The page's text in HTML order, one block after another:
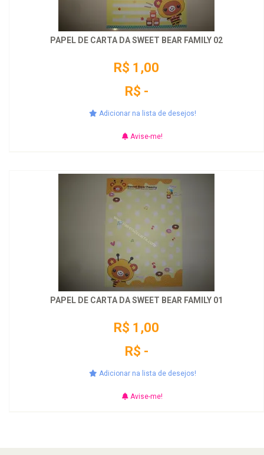
PAPEL DE CARTA DA SWEET BEAR FAMILY 02
R$ 1,00
R$ -
Adicionar na lista de desejos!
Avise-me!
PAPEL DE CARTA DA SWEET BEAR FAMILY 01
R$ 1,00
R$ -
Adicionar na lista de desejos!
Avise-me!